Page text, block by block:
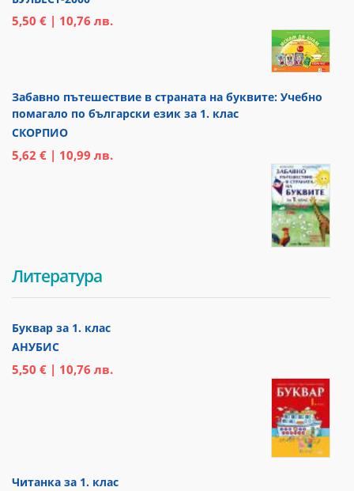
5,50 € | 10,76 лв.
Забавно пътешествие в страната на буквите: Учебно
помагало по български език за 1. клас
СКОРПИО
5,62 € | 10,99 лв.
Литература
Буквар за 1. клас
АНУБИС
5,50 € | 10,76 лв.
Читанка за 1. клас